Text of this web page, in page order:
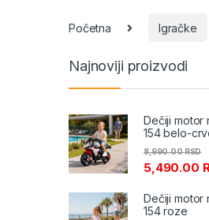
Početna Igračke
Najnoviji proizvodi
Dečiji motor
154 belo-
5,490.00
8,990.00RSD
Dečiji motor
154 roze